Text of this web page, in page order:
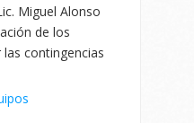
Miguel Alonso
de los
contingencias